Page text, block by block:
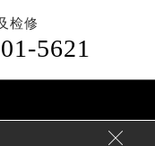
检修
5621
